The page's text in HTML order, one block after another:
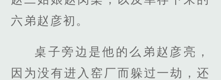
六弟赵彦初。
桌子旁边是他的么弟赵彦亮，
因为没有进入窑厂而躲过一劫，还